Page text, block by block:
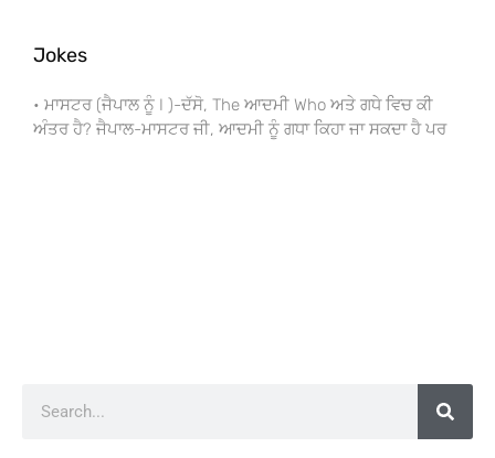
Jokes
• ਮਾਸਟਰ (ਜੈਪਾਲ ਨੂੰ I )-ਦੱਸੋ, The ਆਦਮੀ Who ਅਤੇ ਗਧੇ ਵਿਚ ਕੀ
ਅੰਤਰ ਹੈ? ਜੈਪਾਲ-ਮਾਸਟਰ ਜੀ, ਆਦਮੀ ਨੂੰ ਗਧਾ ਕਿਹਾ ਜਾ ਸਕਦਾ ਹੈ ਪਰ